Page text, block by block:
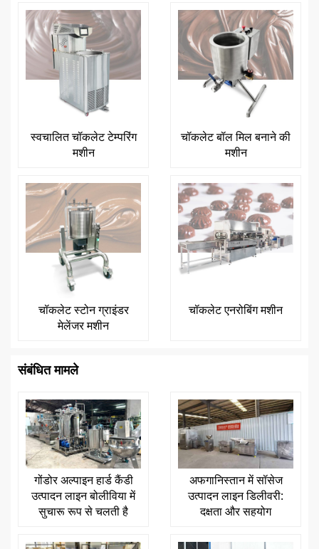
स्वचालित चॉकलेट टेम्परिंग
मशीन
चॉकलेट बॉल मिल बनाने की
मशीन
चॉकलेट स्टोन ग्राइंडर
मेलेंजर मशीन
चॉकलेट एनरोबिंग मशीन
संबंधित मामले
गोंडोर अल्पाइन हार्ड कैंडी
उत्पादन लाइन बोलीविया में
सुचारू रूप से चलती है
अफगानिस्तान में सॉसेज
उत्पादन लाइन डिलीवरी:
दक्षता और सहयोग